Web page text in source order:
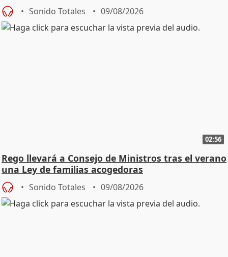
Sonido Totales 09/08/2026
02:56
Rego llevará a Consejo de Ministros tras el verano
una Ley de familias acogedoras
Sonido Totales 09/08/2026